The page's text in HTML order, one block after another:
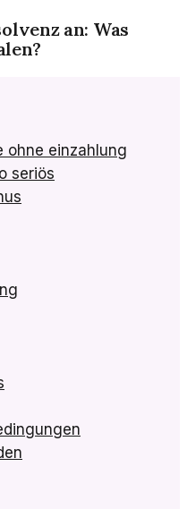
an: Was
ohne einzahlung
seriös